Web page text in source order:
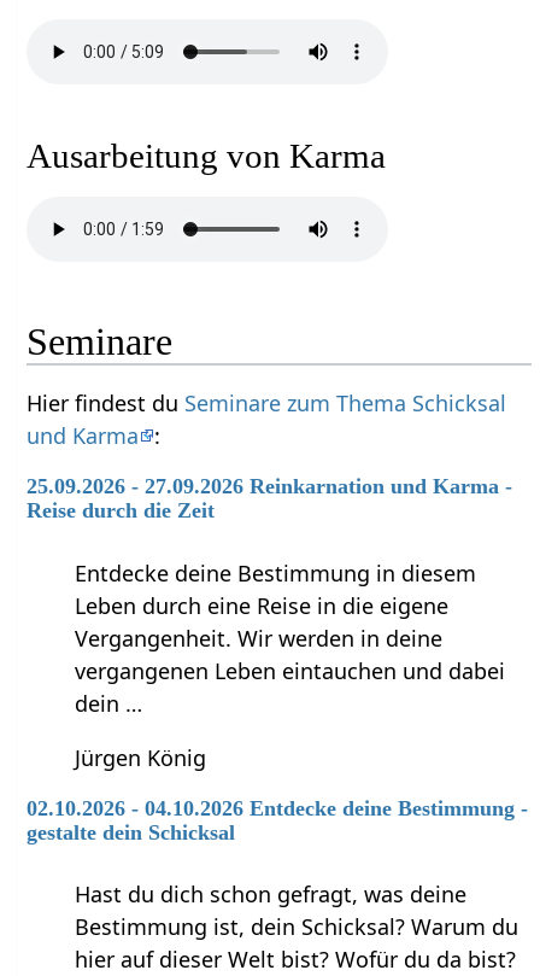
Ausarbeitung von Karma
Seminare
Hier findest du Seminare zum Thema Schicksal
und Karma
:
25.09.2026 - 27.09.2026 Reinkarnation und Karma -
Reise durch die Zeit
Entdecke deine Bestimmung in diesem
Leben durch eine Reise in die eigene
Vergangenheit. Wir werden in deine
vergangenen Leben eintauchen und dabei
dein …
Jürgen König
02.10.2026 - 04.10.2026 Entdecke deine Bestimmung -
gestalte dein Schicksal
Hast du dich schon gefragt, was deine
Bestimmung ist, dein Schicksal? Warum du
hier auf dieser Welt bist? Wofür du da bist?